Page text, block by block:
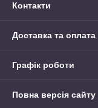
Контакти
Доставка та оплата
Графік роботи
Повна версія сайту